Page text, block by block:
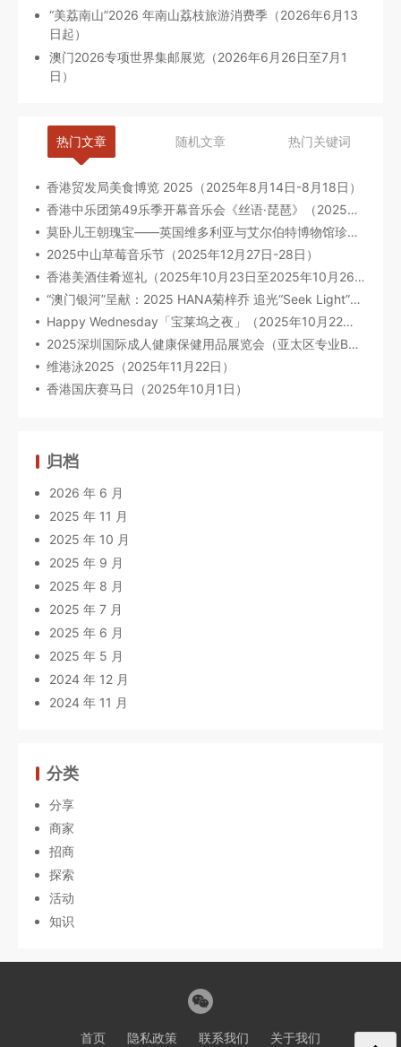
“美荔南山”2026 年南山荔枝旅游消费季（2026年6月13
日起）
澳门2026专项世界集邮展览（2026年6月26日至7月1
日）
热门文章 随机文章 热门关键词
香港贸发局美食博览 2025（2025年8月14日-8月18日）
香港中乐团第49乐季开幕音乐会《丝语·琵琶》（2025年9月12日至13日）
莫卧儿王朝瑰宝——英国维多利亚与艾尔伯特博物馆珍藏（2025年8月6日-2026年2月23日）
2025中山草莓音乐节（2025年12月27日-28日）
香港美酒佳肴巡礼（2025年10月23日至2025年10月26日）
“澳门银河”呈献：2025 HANA菊梓乔 追光“Seek Light”巡回音乐会-澳门限定场（2025年9月27日）
Happy Wednesday「宝莱坞之夜」（2025年10月22日）
2025深圳国际成人健康保健用品展览会（亚太区专业B2B贸易展）（2025年09月17-19日）
维港泳2025（2025年11月22日）
香港国庆赛马日（2025年10月1日）
归档
2026 年 6 月
2025 年 11 月
2025 年 10 月
2025 年 9 月
2025 年 8 月
2025 年 7 月
2025 年 6 月
2025 年 5 月
2024 年 12 月
2024 年 11 月
分类
分享
商家
招商
探索
活动
知识
首页 隐私政策 联系我们 关于我们